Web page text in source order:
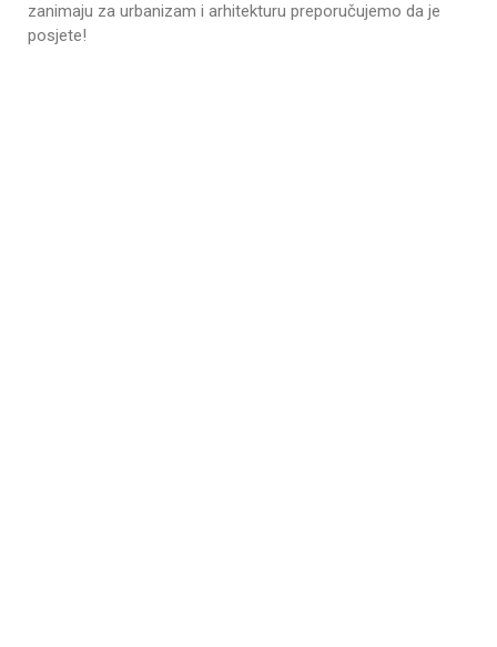
zanimaju za urbanizam i arhitekturu preporučujemo da je
posjete!